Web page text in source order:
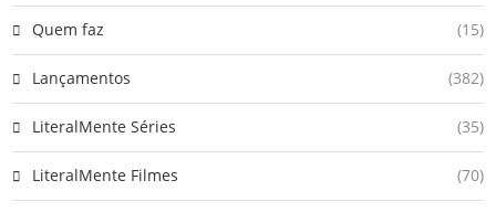
Quem faz (15)
Lançamentos (382)
LiteralMente Séries (35)
LiteralMente Filmes (70)